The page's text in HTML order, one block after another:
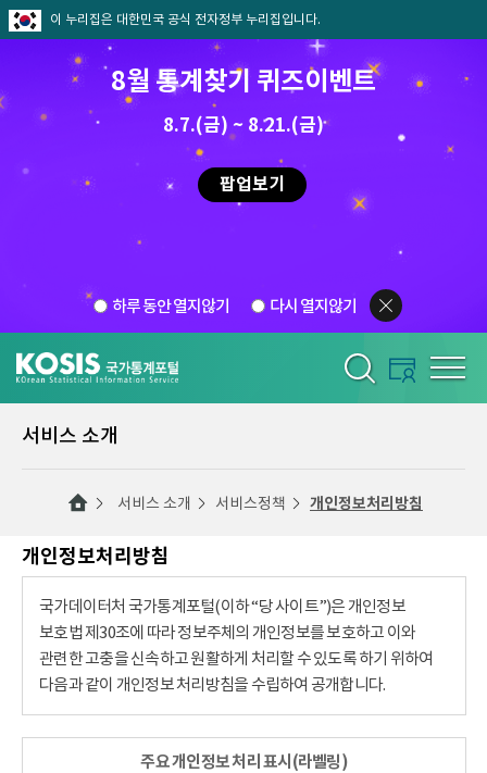
이 누리집은 대한민국 공식 전자정부 누리집입니다.
8월 통계찾기 퀴즈이벤트
8.7.(금) ~ 8.21.(금)
팝업보기
하루 동안 열지않기 다시 열지않기
서비스 소개
서비스 소개 서비스정책 개인정보처리방침
개인정보처리방침
국가데이터처 국가통계포털(이하 “당 사이트”)은 개인정보
보호법 제30조에 따라 정보주체의 개인정보를 보호하고 이와
관련한 고충을 신속하고 원활하게 처리할 수 있도록 하기 위하여
다음과 같이 개인정보 처리방침을 수립하여 공개합니다.
주요 개인정보 처리 표시(라벨링)